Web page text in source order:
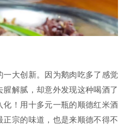
一大创新。因为鹅肉吃多了感觉
腥解腻，却意外发现这种喝酒了
化！用十多元一瓶的顺德红米酒
宗的味道，也是来顺德不得不